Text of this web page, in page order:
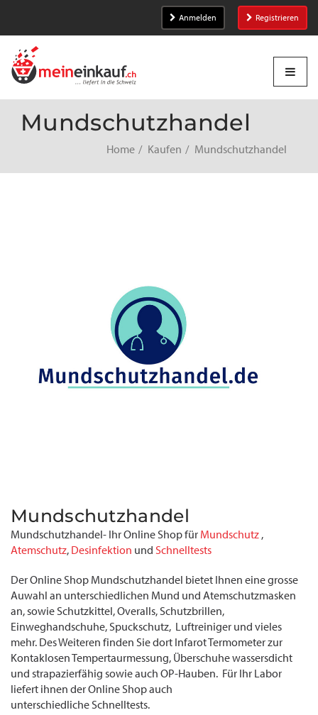
Anmelden Registrieren
Mundschutzhandel
Home Kaufen Mundschutzhandel
Mundschutzhandel
Mundschutzhandel- Ihr Online Shop für Mundschutz ,
Atemschutz, Desinfektion und Schnelltests
Der Online Shop Mundschutzhandel bietet Ihnen eine grosse
Auwahl an unterschiedlichen Mund und Atemschutzmasken
an, sowie Schutzkittel, Overalls, Schutzbrillen,
Einweghandschuhe, Spuckschutz, Luftreiniger und vieles
mehr. Des Weiteren finden Sie dort Infarot Termometer zur
Kontaklosen Tempertaurmessung, Überschuhe wassersdicht
und strapazierfähig sowie auch OP-Hauben. Für Ihr Labor
liefert ihnen der Online Shop auch
unterschiedliche Schnelltests.